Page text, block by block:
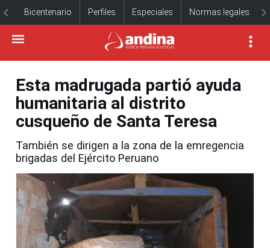
Bicentenario Perfiles Especiales Normas legales
Esta madrugada partió ayuda
humanitaria al distrito
cusqueño de Santa Teresa
También se dirigen a la zona de la emregencia
brigadas del Ejército Peruano